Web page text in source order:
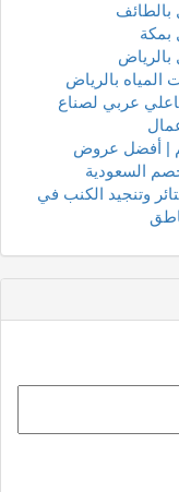
بمكة
بالرياض
عربي لصناع
| أفضل عروض
السعودية
وتنجيد الكنب في